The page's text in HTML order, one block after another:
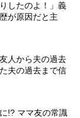
したのよ！」義
が原因だと主
人から夫の過去
夫の過去まで信
!? ママ友の常識